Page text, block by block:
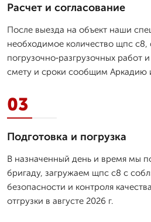
Расчет и согласование
После выезда на объект наши
необходимое количество щпс с8,
погрузочно‑разгрузочных
смету и сроки сообщим Аркадию
03
Подготовка и погрузка
В назначенный день и время мы
бригаду, загружаем щпс с8 с
безопасности и контроля
отгрузки в августе 2026 г.